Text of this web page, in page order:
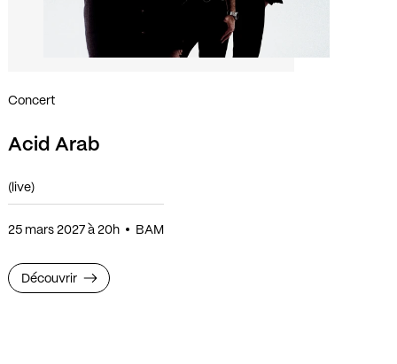
Acid Arab
Concert
(live)
25 mars 2027 à 20h BAM
Découvrir